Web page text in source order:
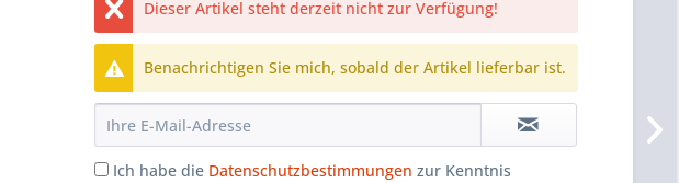
Dieser Artikel steht derzeit nicht zur Verfügung!
Benachrichtigen Sie mich, sobald der Artikel lieferbar ist.
Ich habe die Datenschutzbestimmungen zur Kenntnis